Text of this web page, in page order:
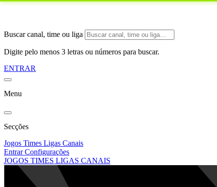
Buscar canal, time ou liga
Digite pelo menos 3 letras ou números para buscar.
ENTRAR
Menu
Secções
Jogos Times Ligas Canais
EntrarConfigurações
JOGOS TIMES LIGAS CANAIS